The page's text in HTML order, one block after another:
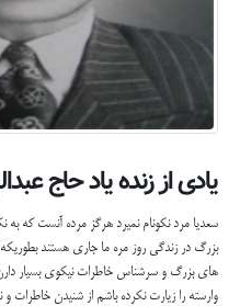
یادی از زنده یاد حاج
سعدیا مرد نکونام نمیرد هرگز مرده آنست که
بزرگ در زندگی روز مره ما جاری هستند
های بزرگ و سرشناس خاطرات نیکوی بسیار
وارسته را زیارت نکرده باشم از شنیدن